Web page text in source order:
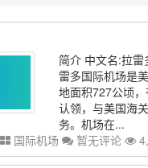
简介 中文名:拉
雷多国际机场是
地面积727公顷
认领，与美国海
务。机场在...
国际机场 暂无评论